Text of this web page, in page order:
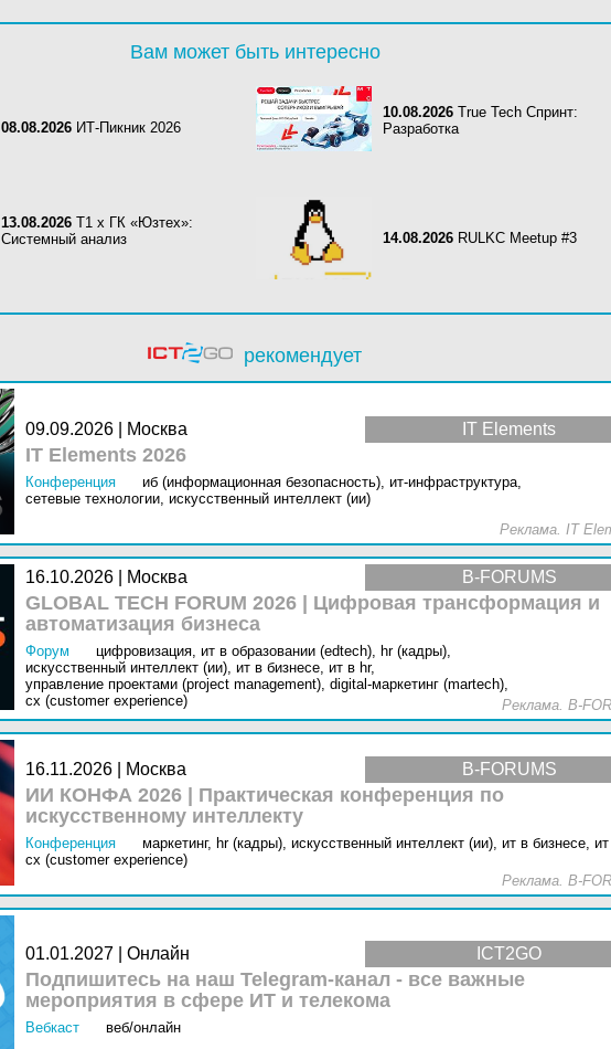
Вам может быть интересно
08.08.2026 ИТ-Пикник 2026
10.08.2026 True Tech Спринт:
Разработка
13.08.2026 Т1 x ГК «Юзтех»:
Системный анализ
14.08.2026 RULKC Meetup #3
рекомендует
IT Elements
09.09.2026 | Москва
IT Elements 2026
Конференция иб (информационная безопасность), ит-инфраструктура,
сетевые технологии, искусственный интеллект (ии)
Реклама. IT
B-FORUMS
16.10.2026 | Москва
GLOBAL TECH FORUM 2026 | Цифровая трансформация и
автоматизация бизнеса
Форум цифровизация, ит в образовании (edtech), hr (кадры),
искусственный интеллект (ии), ит в бизнесе, ит в hr,
управление проектами (project management), digital-маркетинг (martech),
cx (customer experience)
Реклама. B-
B-FORUMS
16.11.2026 | Москва
ИИ КОНФА 2026 | Практическая конференция по
искусственному интеллекту
Конференция маркетинг, hr (кадры), искусственный интеллект (ии), ит в бизнесе,
cx (customer experience)
Реклама. B-
ICT2GO
01.01.2027 | Онлайн
Подпишитесь на наш Telegram-канал - все важные
мероприятия в сфере ИТ и телекома
Вебкаст
веб/онлайн